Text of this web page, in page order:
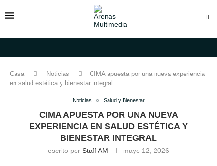
Casa Noticias
CIMA apuesta por una nueva experiencia
en salud estética y bienestar integral
Noticias Salud y Bienestar
CIMA APUESTA POR UNA NUEVA
EXPERIENCIA EN SALUD ESTÉTICA Y
BIENESTAR INTEGRAL
escrito por Staff AM mayo 12, 2026